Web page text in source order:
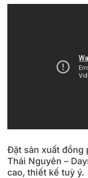
Đặt sản xuất đồng
Thái Nguyên –
cao, thiết kế tuỳ ý.